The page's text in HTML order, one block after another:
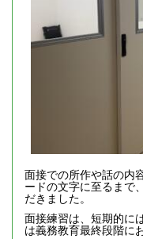
面接での所作や話の内
ードの文字に至るまで
だきました。
面接練習は、短期的に
は義務教育最終段階に